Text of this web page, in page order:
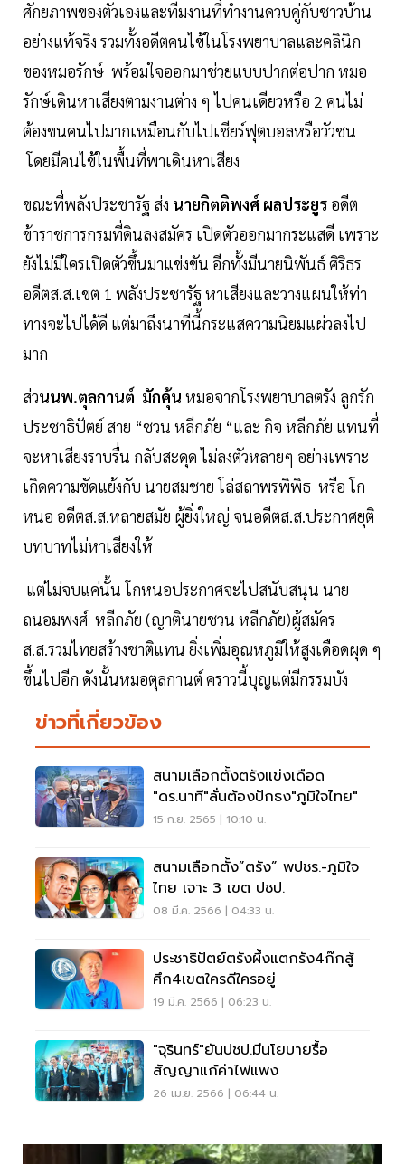
ศักยภาพของตัวเองและทีมงานที่ทำงานควบคู่กับชาวบ้าน
อย่างแท้จริง รวมทั้งอดีตคนไข้ในโรงพยาบาลและคลินิก
ของหมอรักษ์ พร้อมใจออกมาช่วยแบบปากต่อปาก หมอ
รักษ์เดินหาเสียงตามงานต่าง ๆ ไปคนเดียวหรือ 2 คนไม่
ต้องขนคนไปมากเหมือนกับไปเชียร์ฟุตบอลหรือวัวชน
โดยมีคนไข้ในพื้นที่พาเดินหาเสียง
ขณะที่พลังประชารัฐ ส่ง นายกิตติพงศ์ ผลประยูร อดีต
ข้าราชการกรมที่ดินลงสมัคร เปิดตัวออกมากระแสดี เพราะ
ยังไม่มีใครเปิดตัวขึ้นมาแข่งขัน อีกทั้งมีนายนิพันธ์ ศิริธร
อดีตส.ส.เขต 1 พลังประชารัฐ หาเสียงและวางแผนให้ท่า
ทางจะไปได้ดี แต่มาถึงนาทีนี้กระแสความนิยมแผ่วลงไป
มาก
ส่วนนพ.ตุลกานต์ มักคุ้น หมอจากโรงพยาบาลตรัง ลูกรัก
ประชาธิปัตย์ สาย “ชวน หลีกภัย “และ กิจ หลีกภัย แทนที่
จะหาเสียงราบรื่น กลับสะดุด ไม่ลงตัวหลายๆ อย่างเพราะ
เกิดความขัดแย้งกับ นายสมชาย โล่สถาพรพิพิธ หรือ โก
หนอ อดีตส.ส.หลายสมัย ผู้ยิ่งใหญ่ จนอดีตส.ส.ประกาศยุติ
บทบาทไม่หาเสียงให้
แต่ไม่จบแค่นั้น โกหนอประกาศจะไปสนับสนุน นาย
ถนอมพงศ์ หลีกภัย (ญาตินายชวน หลีกภัย)ผู้สมัคร
ส.ส.รวมไทยสร้างชาติแทน ยิ่งเพิ่มอุณหภูมิให้สูงเดือดผุด ๆ
ขึ้นไปอีก ดังนั้นหมอตุลกานต์ คราวนี้บุญแต่มีกรรมบัง
ข่าวที่เกี่ยวข้อง
สนามเลือกตั้งตรังแข่งเดือด
"ดร.นาที"ลั่นต้องปักธง"ภูมิใจไทย"
15 ก.ย. 2565 | 10:10 น.
สนามเลือกตั้ง”ตรัง” พปชร.-ภูมิใจ
ไทย เจาะ 3 เขต ปชป.
08 มี.ค. 2566 | 04:33 น.
ประชาธิปัตย์ตรังผึ้งแตกรัง4ก๊กสู้
ศึก4เขตใครดีใครอยู่
19 มี.ค. 2566 | 06:23 น.
"จุรินทร์"ยันปชป.มีนโยบายรื้อ
สัญญาแก้ค่าไฟแพง
26 เม.ย. 2566 | 06:44 น.